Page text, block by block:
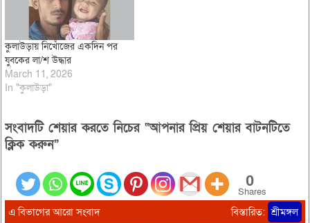
কুলাউড়ায় নিখোঁজের একদিন পর
যুবকের লা/শ উদ্ধার
March 11, 2026
In "কুলাউড়া"
সংবাদটি শেয়ার করতে নিচের “আপনার প্রিয় শেয়ার বাটনটিতে
ক্লিক করুন”
0
Shares
এ বিভাগের আরো সংবাদ বিস্তারিত: শ্রীমঙ্গল